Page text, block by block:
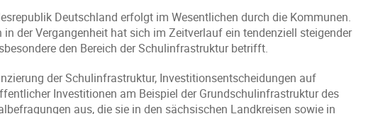
Deutschland erfolgt im Wesentlichen durch die Kommunen.
der Vergangenheit hat sich im Zeitverlauf ein tendenziell steigender
den Bereich der Schulinfrastruktur betrifft.
der Schulinfrastruktur, Investitionsentscheidungen auf
Investitionen am Beispiel der Grundschulinfrastruktur des
aus, die sie in den sächsischen Landkreisen sowie in